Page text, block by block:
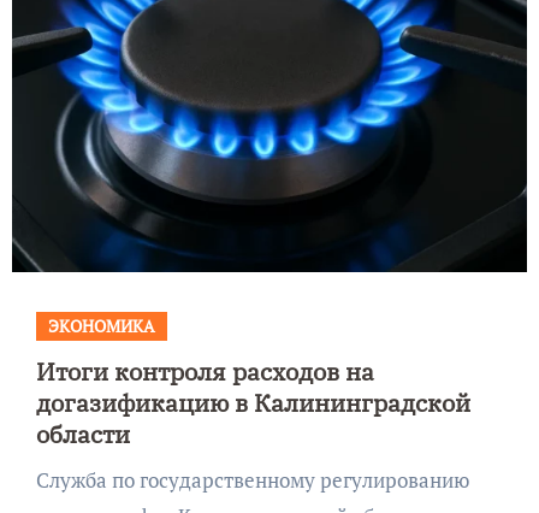
ЭКОНОМИКА
Итоги контроля расходов на
догазификацию в Калининградской
области
Служба по государственному регулированию